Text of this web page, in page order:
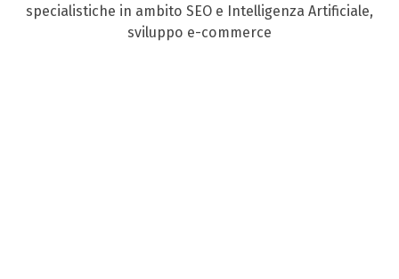
specialistiche in ambito SEO e Intelligenza Artificiale,
sviluppo e-commerce